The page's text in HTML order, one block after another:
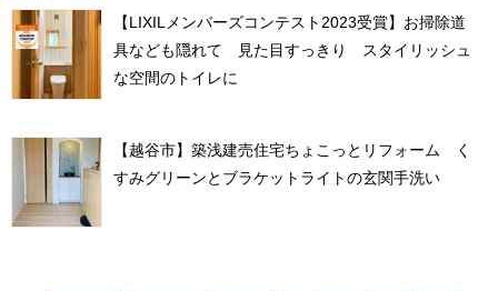
【LIXILメンバーズコンテスト2023受賞】お掃除道
具なども隠れて 見た目すっきり スタイリッシュ
な空間のトイレに
【越谷市】築浅建売住宅ちょこっとリフォーム く
すみグリーンとブラケットライトの玄関手洗い